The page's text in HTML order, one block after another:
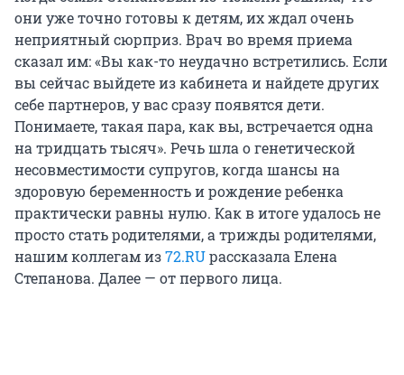
они уже точно готовы к детям, их ждал очень
неприятный сюрприз. Врач во время приема
сказал им: «Вы как-то неудачно встретились. Если
вы сейчас выйдете из кабинета и найдете других
себе партнеров, у вас сразу появятся дети.
Понимаете, такая пара, как вы, встречается одна
на тридцать тысяч». Речь шла о генетической
несовместимости супругов, когда шансы на
здоровую беременность и рождение ребенка
практически равны нулю. Как в итоге удалось не
просто стать родителями, а трижды родителями,
нашим коллегам из72.RUрассказала Елена
Степанова. Далее — от первого лица.